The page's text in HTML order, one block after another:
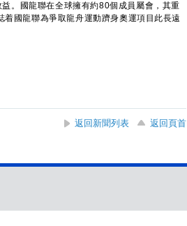
。國龍聯在全球擁有約80個成員屬會，其重
國龍聯為爭取龍舟運動躋身奧運項目此長遠
返回新聞列表
返回頁首